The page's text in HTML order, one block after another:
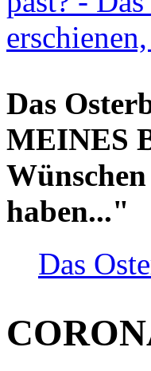
Das
MEINES
haben..."
Das